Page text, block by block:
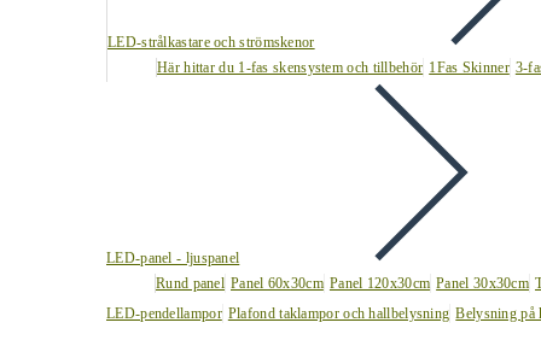
LED-strålkastare och strömskenor
Här hittar du 1-fas skensystem och tillbehör 1Fas Skinner 3-
LED-panel - ljuspanel
Rund panel Panel 60x30cm Panel 120x30cm Panel 30x30cm
LED-pendellampor Plafond taklampor och hallbelysning Belysning på